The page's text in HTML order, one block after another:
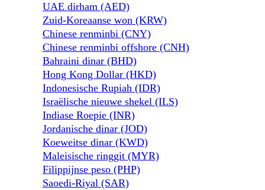
UAE dirham (AED)
Zuid-Koreaanse won (KRW)
Chinese renminbi (CNY)
Chinese renminbi offshore (CNH)
Bahraini dinar (BHD)
Hong Kong Dollar (HKD)
Indonesische Rupiah (IDR)
Israëlische nieuwe shekel (ILS)
Indiase Roepie (INR)
Jordanische dinar (JOD)
Koeweitse dinar (KWD)
Maleisische ringgit (MYR)
Filippijnse peso (PHP)
Saoedi-Riyal (SAR)